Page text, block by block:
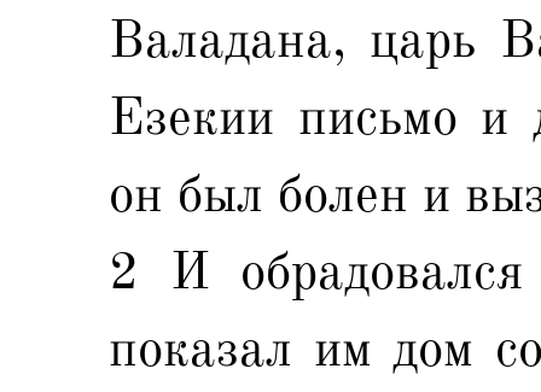
Валадана, царь
Езекии письмо
он был болен и
2 И
показал им дом